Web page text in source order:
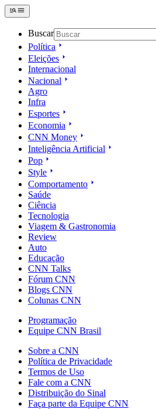
Buscar
Política
Eleições
Internacional
Nacional
Agro
Infra
Esportes
Economia
CNN Money
Inteligência Artificial
Pop
Style
Comportamento
Saúde
Ciência
Tecnologia
Viagem & Gastronomia
Review
Auto
Educação
CNN Talks
Fórum CNN
Blogs CNN
Colunas CNN
Programação
Equipe CNN Brasil
Sobre a CNN
Política de Privacidade
Termos de Uso
Fale com a CNN
Distribuição do Sinal
Faça parte da Equipe CNN